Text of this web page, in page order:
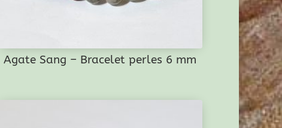
Agate Sang – Bracelet perles 6 mm